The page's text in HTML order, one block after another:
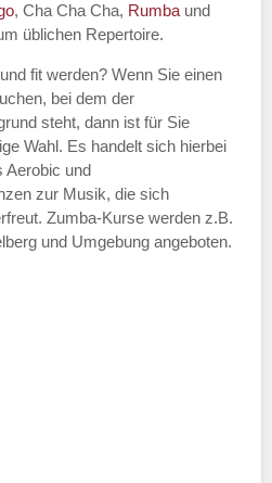
, Cha Cha Cha, Rumba und
üblichen Repertoire.
fit werden? Wenn Sie einen
bei dem der
steht, dann ist für Sie
Wahl. Es handelt sich hierbei
Aerobic und
zur Musik, die sich
Zumba-Kurse werden z.B.
und Umgebung angeboten.